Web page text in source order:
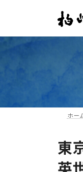
ン
ー
ホー
東
英